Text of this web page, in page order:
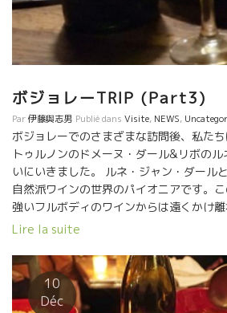
ボジョレーTRIP (Part3)
Par伊藤與志男 Publié dans Visite, NEWS,
ボジョレーでのさまざまな訪問後、私たち
トゥルノンのドメーヌ・ダール&リボの
いにいきました。 ルネ・ジャン・ダール
自然派ワインの世界のパイオニアです。
強いフルボディのワインからは遠くかけ
インを彼らは造っています。 ここではシ
フ、クロゼ・エルミタージュ、エルミタ
ヘクタールで構成され、全てビオディナ
ヴェが特定のテロワールを表現できるよ
Lire la suite
10
Déc